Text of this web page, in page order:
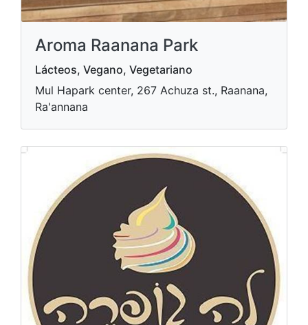
Aroma Raanana Park
Lácteos, Vegano, Vegetariano
Mul Hapark center, 267 Achuza st., Raanana,
Ra'annana